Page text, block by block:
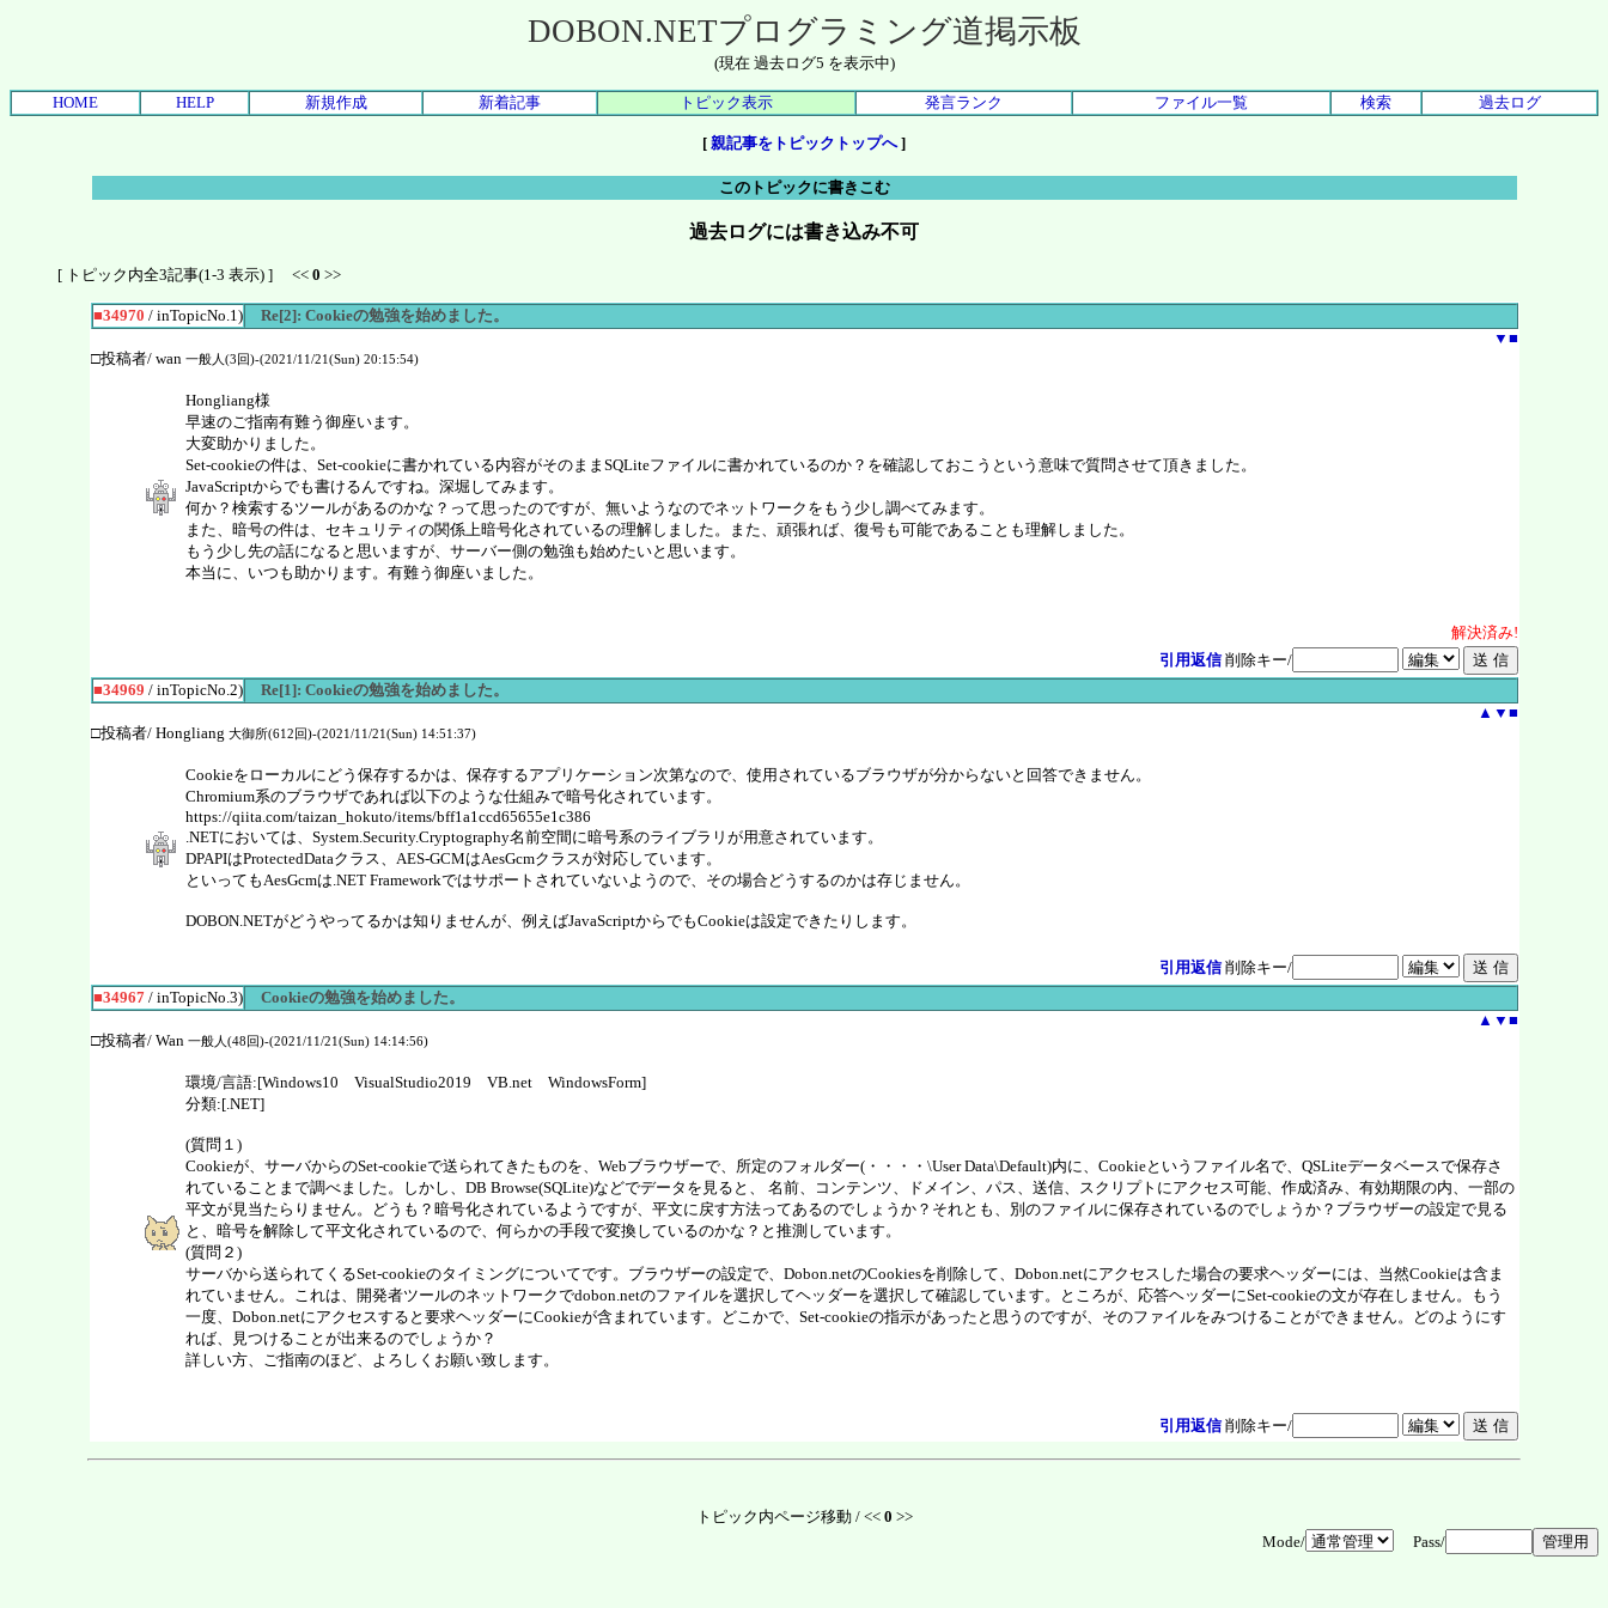
DOBON.NETプログラミング道掲示板
(現在 過去ログ5 を表示中)
HOME HELP 新規作成 新着記事 トピック表示 発言ランク ファイル一覧 検索 過去ログ
[ 親記事をトピックトップへ]
このトピックに書きこむ
過去ログには書き込み不可
[ トピック内全3記事(1-3 表示) ] << 0 >>
■34970 / inTopicNo.1)
Re[2]: Cookieの勉強を始めました。
▼ ■
□投稿者/ wan 一般人(3回)-(2021/11/21(Sun) 20:15:54)
Hongliang様
早速のご指南有難う御座います。
大変助かりました。
Set-cookieの件は、Set-cookieに書かれている内容がそのままSQLiteファイルに書かれているのか？を確認しておこうという意味で質問させて頂きました。
JavaScriptからでも書けるんですね。深堀してみます。
何か？検索するツールがあるのかな？って思ったのですが、無いようなのでネットワークをもう少し調べてみます。
また、暗号の件は、セキュリティの関係上暗号化されているの理解しました。また、頑張れば、復号も可能であることも理解しました。
もう少し先の話になると思いますが、サーバー側の勉強も始めたいと思います。
本当に、いつも助かります。有難う御座いました。
解決済み!
引用返信 削除キー/
■34969 / inTopicNo.2)
Re[1]: Cookieの勉強を始めました。
▲ ▼ ■
□投稿者/ Hongliang 大御所(612回)-(2021/11/21(Sun) 14:51:37)
Cookieをローカルにどう保存するかは、保存するアプリケーション次第なので、使用されているブラウザが分からないと回答できません。
Chromium系のブラウザであれば以下のような仕組みで暗号化されています。
https://qiita.com/taizan_hokuto/items/bff1a1ccd65655e1c386
.NETにおいては、System.Security.Cryptography名前空間に暗号系のライブラリが用意されています。
DPAPIはProtectedDataクラス、AES-GCMはAesGcmクラスが対応しています。
といってもAesGcmは.NET Frameworkではサポートされていないようので、その場合どうするのかは存じません。
DOBON.NETがどうやってるかは知りませんが、例えばJavaScriptからでもCookieは設定できたりします。
引用返信 削除キー/
■34967/ inTopicNo.3)
Cookieの勉強を始めました。
▲ ▼ ■
□投稿者/ Wan 一般人(48回)-(2021/11/21(Sun) 14:14:56)
環境/言語:[Windows10 VisualStudio2019 VB.net WindowsForm]
分類:[.NET]
(質問１)
Cookieが、サーバからのSet-cookieで送られてきたものを、Webブラウザーで、所定のフォルダー(・・・・\User Data\Default)内に、Cookieというファイル名で、QSLiteデータベースで保存さ
れていることまで調べました。しかし、DB Browse(SQLite)などでデータを見ると、 名前、コンテンツ、ドメイン、パス、送信、スクリプトにアクセス可能、作成済み、有効期限の内、一部の
平文が見当たらりません。どうも？暗号化されているようですが、平文に戻す方法ってあるのでしょうか？それとも、別のファイルに保存されているのでしょうか？ブラウザーの設定で見る
と、暗号を解除して平文化されているので、何らかの手段で変換しているのかな？と推測しています。
(質問２)
サーバから送られてくるSet-cookieのタイミングについてです。ブラウザーの設定で、Dobon.netのCookiesを削除して、Dobon.netにアクセスした場合の要求ヘッダーには、当然Cookieは含ま
れていません。これは、開発者ツールのネットワークでdobon.netのファイルを選択してヘッダーを選択して確認しています。ところが、応答ヘッダーにSet-cookieの文が存在しません。もう
一度、Dobon.netにアクセスすると要求ヘッダーにCookieが含まれています。どこかで、Set-cookieの指示があったと思うのですが、そのファイルをみつけることができません。どのようにす
れば、見つけることが出来るのでしょうか？
詳しい方、ご指南のほど、よろしくお願い致します。
引用返信 削除キー/
トピック内ページ移動 / << 0 >>
Mode/
Pass/